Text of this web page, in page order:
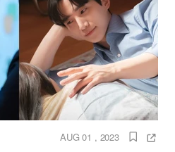
AUG 01 , 2023